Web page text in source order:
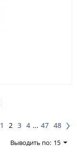
1 2 3 4 ... 47 48
Выводить по: 15